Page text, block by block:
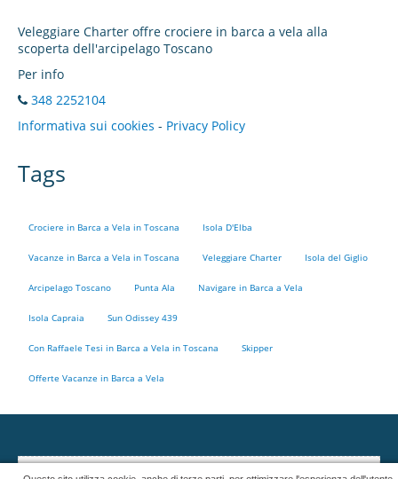
Veleggiare Charter offre crociere in barca a vela alla
scoperta dell'arcipelago Toscano
Per info
348 2252104
Informativa sui cookies - Privacy Policy
Tags
Crociere in Barca a Vela in Toscana Isola D'Elba
Vacanze in Barca a Vela in Toscana Veleggiare Charter Isola del Giglio
Arcipelago Toscano Punta Ala Navigare in Barca a Vela
Isola Capraia Sun Odissey 439
Con Raffaele Tesi in Barca a Vela in Toscana Skipper
Offerte Vacanze in Barca a Vela